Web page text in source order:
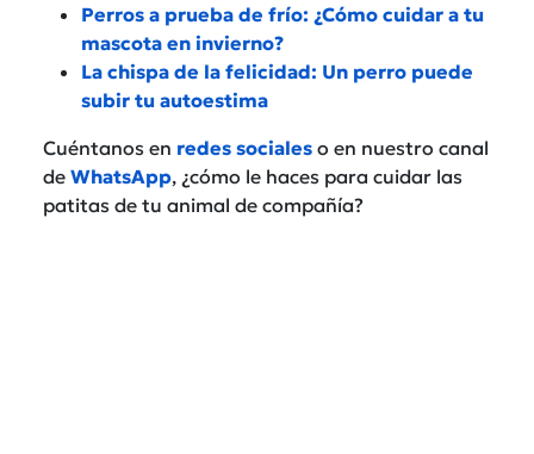
Perros a prueba de frío: ¿Cómo cuidar a tu
mascota en invierno?
La chispa de la felicidad: Un perro puede
subir tu autoestima
Cuéntanos en redes sociales o en nuestro canal
de WhatsApp, ¿cómo le haces para cuidar las
patitas de tu animal de compañía?